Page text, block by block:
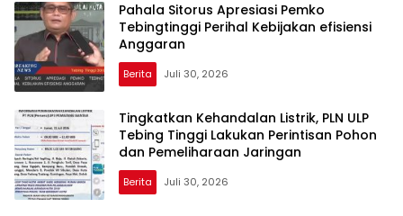
Pahala Sitorus Apresiasi Pemko
Tebingtinggi Perihal Kebijakan efisiensi
Anggaran
Berita Juli 30, 2026
Tingkatkan Kehandalan Listrik, PLN ULP
Tebing Tinggi Lakukan Perintisan Pohon
dan Pemeliharaan Jaringan
Berita Juli 30, 2026